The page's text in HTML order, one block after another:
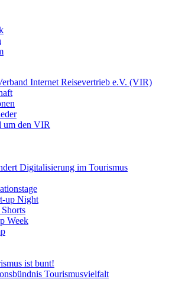
Internet Reisevertrieb e.V. (VIR)
um den VIR
Digitalisierung im Tourismus
up Night
Week
ist bunt!
Tourismusvielfalt